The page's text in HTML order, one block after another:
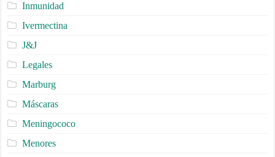
Inmunidad
Ivermectina
J&J
Legales
Marburg
Máscaras
Meningococo
Menores